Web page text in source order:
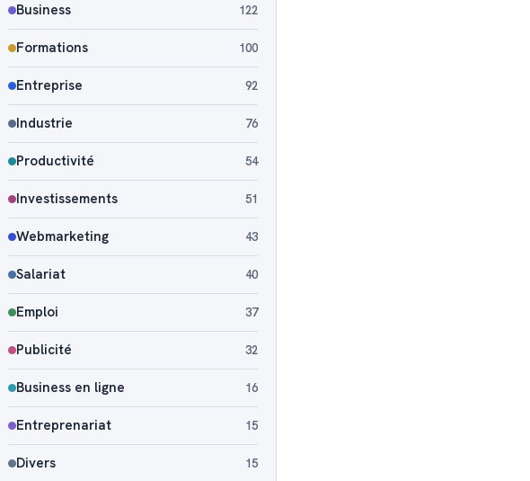
Business 122
Formations 100
Entreprise 92
Industrie 76
Productivité 54
Investissements 51
Webmarketing 43
Salariat 40
Emploi 37
Publicité 32
Business en ligne 16
Entreprenariat 15
Divers 15